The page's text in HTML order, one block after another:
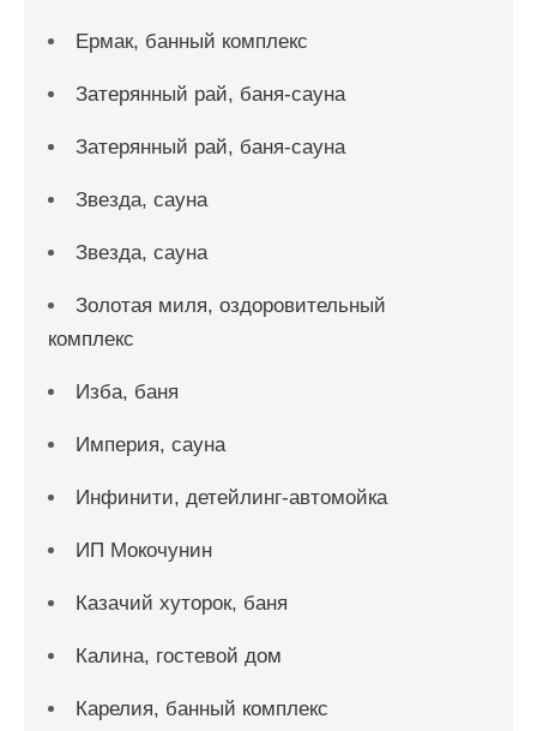
Ермак, банный комплекс
Затерянный рай, баня-сауна
Затерянный рай, баня-сауна
Звезда, сауна
Звезда, сауна
Золотая миля, оздоровительный
комплекс
Изба, баня
Империя, сауна
Инфинити, детейлинг-автомойка
ИП Мокочунин
Казачий хуторок, баня
Калина, гостевой дом
Карелия, банный комплекс